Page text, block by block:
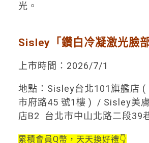
光。
Sisley「鑽白冷凝激光臉
上市時間：2026/7/1
地點：Sisley台北101旗艦店 (
市府路45 號1樓 ) / Sisley美
店B2 台北市中山北路二段39
累積會員Q幣，天天換好禮👇